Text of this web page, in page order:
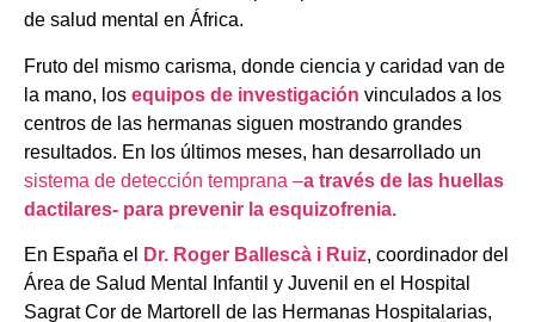
de salud mental en África.
Fruto del mismo carisma, donde ciencia y caridad van de
la mano, los equipos de investigación vinculados a los
centros de las hermanas siguen mostrando grandes
resultados. En los últimos meses, han desarrollado un
sistema de detección temprana –a través de las huellas
dactilares- para prevenir la esquizofrenia.
En España el Dr. Roger Ballescà i Ruiz, coordinador del
Área de Salud Mental Infantil y Juvenil en el Hospital
Sagrat Cor de Martorell de las Hermanas Hospitalarias,